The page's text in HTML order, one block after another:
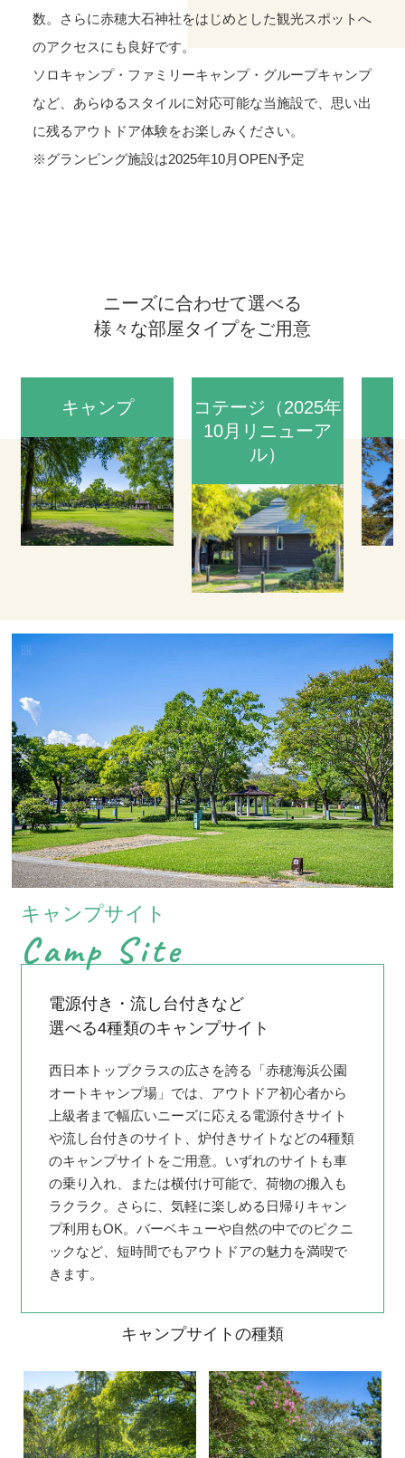
数。さらに赤穂大石神社をはじめとした観光スポットへ
のアクセスにも良好です。
ソロキャンプ・ファミリーキャンプ・グループキャンプ
など、あらゆるスタイルに対応可能な当施設で、思い出
に残るアウトドア体験をお楽しみください。
※グランピング施設は2025年10月OPEN予定
ニーズに合わせて選べる
様々な部屋タイプをご用意
キャンプ
コテージ（2025年
10月リニューア
ル）
キャンプサイト
Camp Site
電源付き・流し台付きなど
選べる4種類のキャンプサイト
西日本トップクラスの広さを誇る「赤穂海浜公園
オートキャンプ場」では、アウトドア初心者から
上級者まで幅広いニーズに応える電源付きサイト
や流し台付きのサイト、炉付きサイトなどの4種類
のキャンプサイトをご用意。いずれのサイトも車
の乗り入れ、または横付け可能で、荷物の搬入も
ラクラク。さらに、気軽に楽しめる日帰りキャン
プ利用もOK。バーベキューや自然の中でのピクニ
ックなど、短時間でもアウトドアの魅力を満喫で
きます。
キャンプサイトの種類